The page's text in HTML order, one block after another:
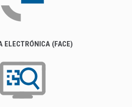
ELECTRÓNICA (FACE)